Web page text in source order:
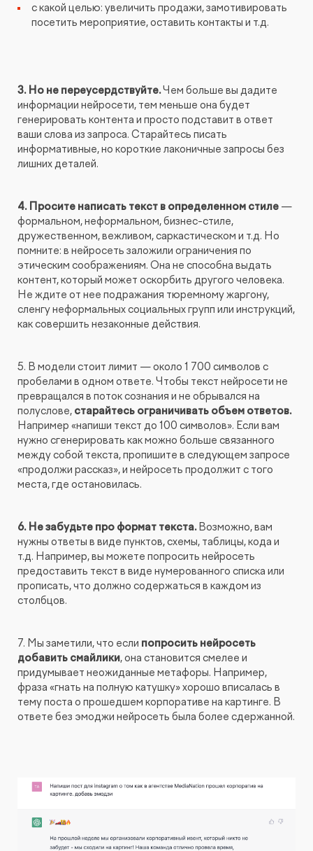
с какой целью: увеличить продажи, замотивировать
посетить мероприятие, оставить контакты и т.д.
3. Но не переусердствуйте.Чем больше вы дадите
информации нейросети, тем меньше она будет
генерировать контента и просто подставит в ответ
ваши слова из запроса. Старайтесь писать
информативные, но короткие лаконичные запросы без
лишних деталей.
4. Просите написать текст в определенном стиле —
формальном, неформальном, бизнес-стиле,
дружественном, вежливом, саркастическом и т.д. Но
помните: в нейросеть заложили ограничения по
этическим соображениям. Она не способна выдать
контент, который может оскорбить другого человека.
Не ждите от нее подражания тюремному жаргону,
сленгу неформальных социальных групп или инструкций,
как совершить незаконные действия.
5. В модели стоит лимит — около 1 700 символов с
пробелами в одном ответе. Чтобы текст нейросети не
превращался в поток сознания и не обрывался на
полуслове, старайтесь ограничивать объем ответов.
Например «напиши текст до 100 символов». Если вам
нужно сгенерировать как можно больше связанного
между собой текста, пропишите в следующем запросе
«продолжи рассказ», и нейросеть продолжит с того
места, где остановилась.
6. Не забудьте про формат текста.Возможно, вам
нужны ответы в виде пунктов, схемы, таблицы, кода и
т.д. Например, вы можете попросить нейросеть
предоставить текст в виде нумерованного списка или
прописать, что должно содержаться в каждом из
столбцов.
7. Мы заметили, что если попросить нейросеть
добавить смайлики, она становится смелее и
придумывает неожиданные метафоры. Например,
фраза «гнать на полную катушку» хорошо вписалась в
тему поста о прошедшем корпоративе на картинге. В
ответе без эмоджи нейросеть была более сдержанной.